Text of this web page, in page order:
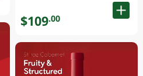
$109.00